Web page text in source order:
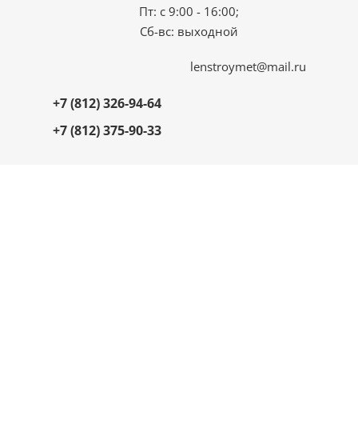
Пт: с 9:00 - 16:00;
Сб-вс: выходной
+7 (812) 326-94-64
+7 (812) 375-90-33
lenstroymet@mail.ru